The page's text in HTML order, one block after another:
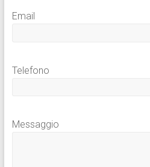
Email
Telefono
Messaggio